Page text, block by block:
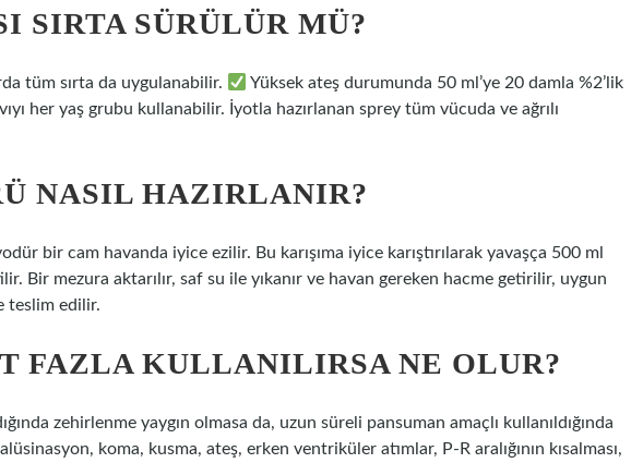
SIRTA SÜRÜLÜR MÜ?
tüm sırta da uygulanabilir.
Yüksek ateş durumunda 50 ml’ye 20 damla %2’lik
her yaş grubu kullanabilir. İyotla hazırlanan sprey tüm vücuda ve ağrılı
NASIL HAZIRLANIR?
bir cam havanda iyice ezilir. Bu karışıma iyice karıştırılarak yavaşça 500 ml
Bir mezura aktarılır, saf su ile yıkanır ve havan gereken hacme getirilir, uygun
teslim edilir.
FAZLA KULLANILIRSA NE OLUR?
zehirlenme yaygın olmasa da, uzun süreli pansuman amaçlı kullanıldığında
koma, kusma, ateş, erken ventriküler atımlar, P-R aralığının kısalması,